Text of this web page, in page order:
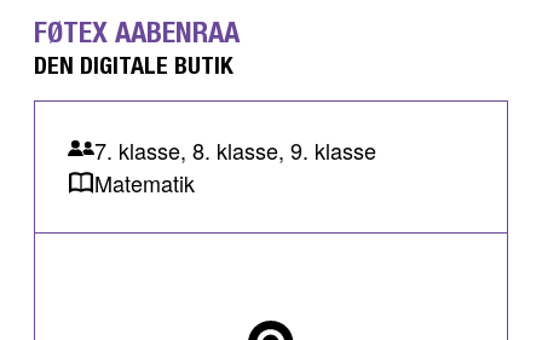
FØTEX AABENRAA
DEN DIGITALE BUTIK
7. klasse, 8. klasse, 9. klasse
Matematik